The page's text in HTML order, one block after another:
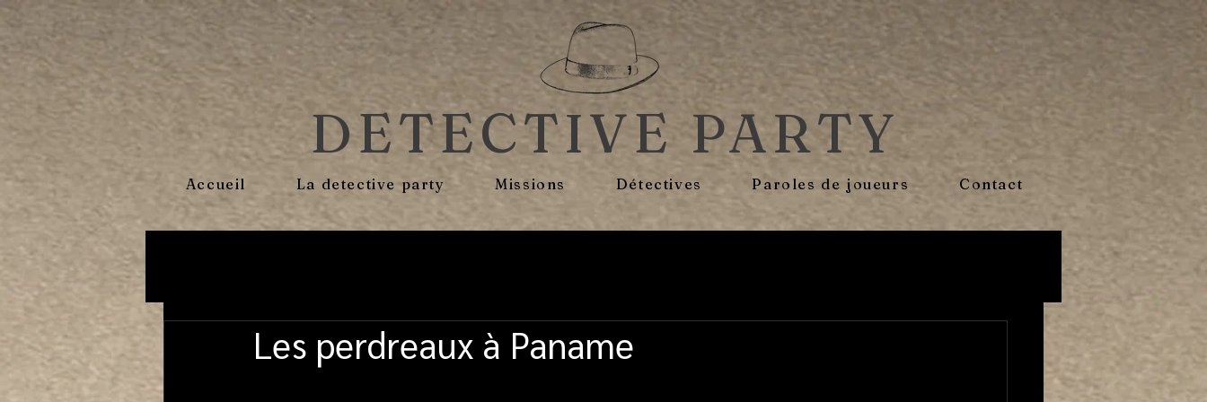
DETECTIVE PARTY
Accueil La detective party Missions Détectives Paroles de joueurs Contact
Les perdreaux à Paname